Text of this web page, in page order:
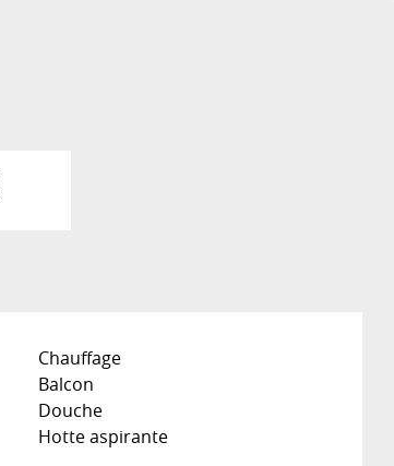
Chauffage
Balcon
Douche
Hotte aspirante